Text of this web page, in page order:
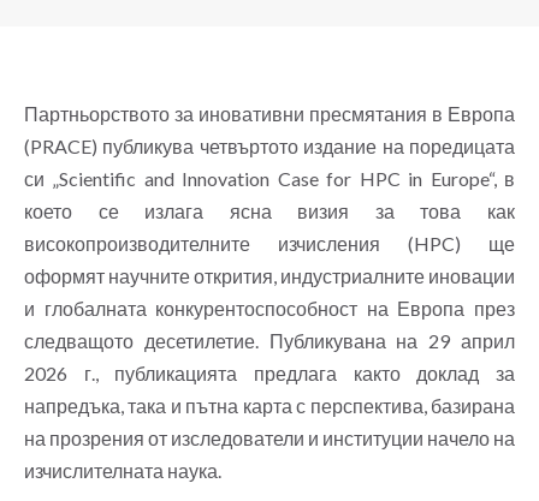
Партньорството за иновативни пресмятания в Европа
(PRACE) публикува четвъртото издание на поредицата
си „Scientific and Innovation Case for HPC in Europe“, в
което се излага ясна визия за това как
високопроизводителните изчисления (HPC) ще
оформят научните открития, индустриалните иновации
и глобалната конкурентоспособност на Европа през
следващото десетилетие. Публикувана на 29 април
2026 г., публикацията предлага както доклад за
напредъка, така и пътна карта с перспектива, базирана
на прозрения от изследователи и институции начело на
изчислителната наука.